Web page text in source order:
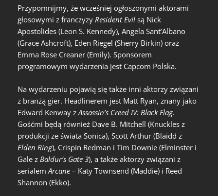
Przypomnijmy, że wcześniej ogłoszonymi aktorami
głosowymi z franczyzy Resident Evil są Nick
Apostolides (Leon S. Kennedy), Angela Sant’Albano
(Grace Ashcroft), Eden Riegel (Sherry Birkin) oraz
Emma Rose Creaner (Emily). Sponsorem
programowym wydarzenia jest Capcom Polska.
Na wydarzeniu pojawią się także inni aktorzy związani
z branżą gier. Headlinerem jest Matt Ryan, znany jako
Edward Kenway z Assassin’s Creed IV: Black Flag.
Gośćmi będą również Dave B. Mitchell (Knuckles z
produkcji ze świata Sonica), Scott Arthur (Blaidd z
Elden Ring), Crispin Redman i Tim Downie (Elminster i
Gale z Baldur’s Gate 3), a także aktorzy związani z
serialem Arcane – Katy Townsend (Maddie) i Reed
Shannon (Ekko).